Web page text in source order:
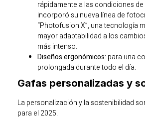
rápidamente a las condiciones de
incorporó su nueva línea de
“Photofusion X”, una tecnología
mayor adaptabilidad a los
más intenso.
Diseños ergonómicos: para una
prolongada durante todo el día.
Gafas personalizadas y
La personalización y la sostenibilidad
para el 2025.